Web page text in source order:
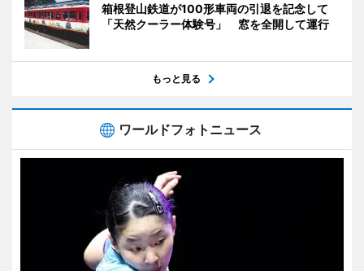
箱根登山鉄道が100形車両の引退を記念して
「天然クーラー体験号」 窓を全開して運行
もっと見る
ワールドフォトニュース